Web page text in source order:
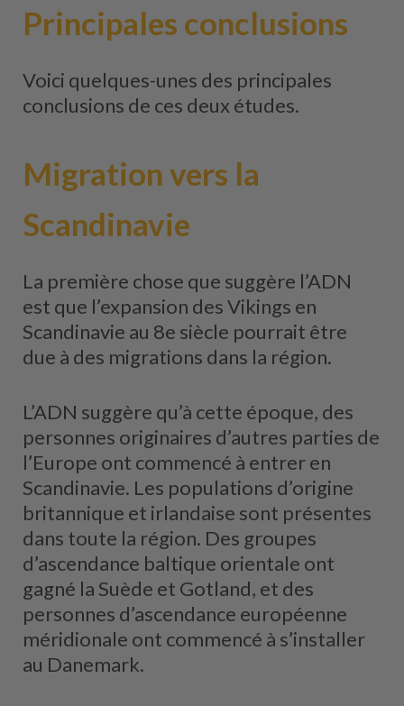
Principales conclusions
Voici quelques-unes des principales
conclusions de ces deux études.
Migration vers la
Scandinavie
La première chose que suggère l’ADN
est que l’expansion des Vikings en
Scandinavie au 8e siècle pourrait être
due à des migrations dans la région.
L’ADN suggère qu’à cette époque, des
personnes originaires d’autres parties de
l’Europe ont commencé à entrer en
Scandinavie. Les populations d’origine
britannique et irlandaise sont présentes
dans toute la région. Des groupes
d’ascendance baltique orientale ont
gagné la Suède et Gotland, et des
personnes d’ascendance européenne
méridionale ont commencé à s’installer
au Danemark.